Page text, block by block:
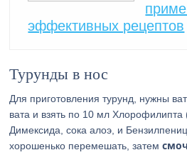
эффективных рецептов
Турунды в нос
Для приготовления турунд, нужны
вата и взять по 10 мл Хлорофилипта
Димексида, сока алоэ, и
хорошенько перемешать, затем